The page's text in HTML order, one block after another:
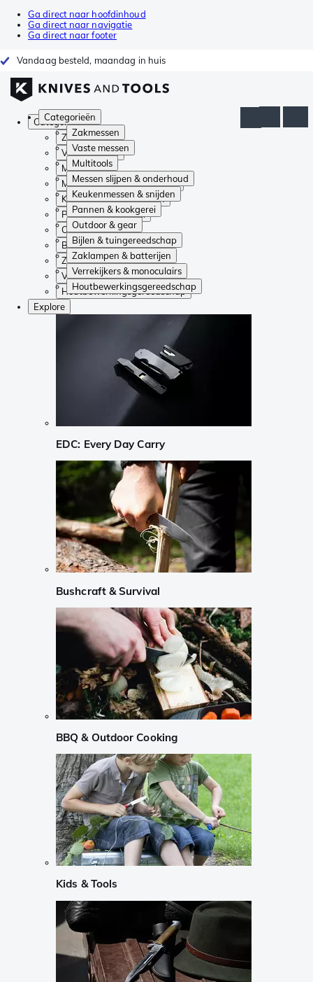
Ga direct naar hoofdinhoud
Ga direct naar navigatie
Ga direct naar footer
Vandaag besteld, maandag in huis
Categorieën
Zakmessen
Vaste messen
Multitools
Messen slijpen & onderhoud
Keukenmessen & snijden
Pannen & kookgerei
Outdoor & gear
Bijlen & tuingereedschap
Zaklampen & batterijen
Verrekijkers & monoculairs
Houtbewerkingsgereedschap
Categorieën
Zakmessen
Vaste messen
Multitools
Messen slijpen & onderhoud
Keukenmessen & snijden
Pannen & kookgerei
Outdoor & gear
Bijlen & tuingereedschap
Zaklampen & batterijen
Verrekijkers & monoculairs
Houtbewerkingsgereedschap
Explore
EDC: Every Day Carry
Bushcraft & Survival
BBQ & Outdoor Cooking
Kids & Tools